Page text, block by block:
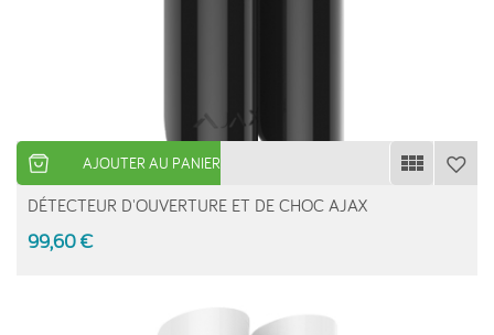
AJOUTER AU PANIER
DÉTECTEUR D'OUVERTURE ET DE CHOC AJAX
99,60 €